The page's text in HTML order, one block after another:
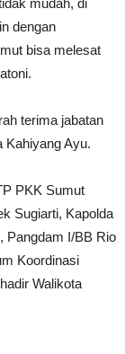
mudah, di
dengan
bisa melesat
terima jabatan
Kahiyang Ayu.
PKK Sumut
Sugiarti, Kapolda
Pangdam I/BB Rio
Koordinasi
Walikota